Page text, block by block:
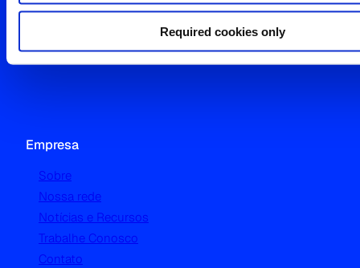
Required cookies only
Consumer Targeting and Profiling
Advertising Intelligence
Empresa
Sobre
Nossa rede
Notícias e Recursos
Trabalhe Conosco
Contato